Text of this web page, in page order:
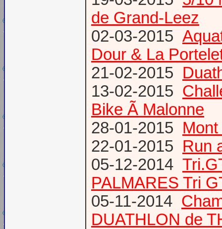
de Grand-Leez
02-03-2015
Dour & La
21-02-2015
13-02-2015
Bike Ã Malonne
28-01-2015
22-01-2015 Run
05-12-2014
PALMARES Tri
05-11-2014
DUATHLON de